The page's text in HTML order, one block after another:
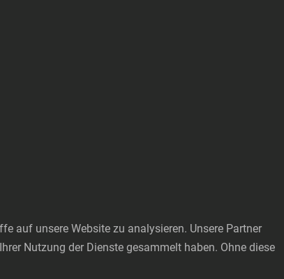
auf unsere Website zu analysieren. Unsere Partner
Nutzung der Dienste gesammelt haben. Ohne diese